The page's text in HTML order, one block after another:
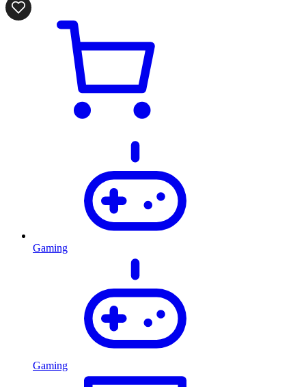
Gaming
Gaming